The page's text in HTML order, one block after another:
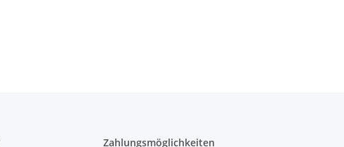
Zahlungsmöglichkeiten